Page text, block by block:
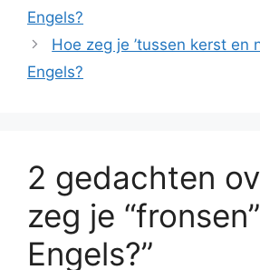
Engels?
Hoe zeg je ’tussen kerst en
Engels?
2 gedachten
zeg je
Engels?”